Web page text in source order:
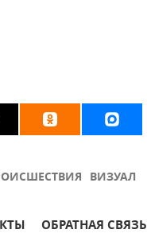
ВИЗУАЛ
ОБРАТНАЯ СВЯЗЬ